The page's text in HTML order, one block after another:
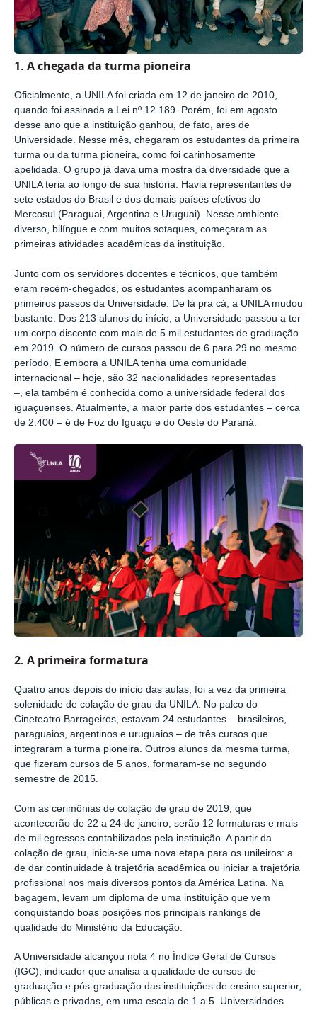
1. A chegada da turma pioneira
Oficialmente, a UNILA foi criada em 12 de janeiro de 2010,
quando foi assinada a Lei nº 12.189. Porém, foi em agosto
desse ano que a instituição ganhou, de fato, ares de
Universidade. Nesse mês, chegaram os estudantes da primeira
turma ou da turma pioneira, como foi carinhosamente
apelidada. O grupo já dava uma mostra da diversidade que a
UNILA teria ao longo de sua história. Havia representantes de
sete estados do Brasil e dos demais países efetivos do
Mercosul (Paraguai, Argentina e Uruguai). Nesse ambiente
diverso, bilíngue e com muitos sotaques, começaram as
primeiras atividades acadêmicas da instituição.
Junto com os servidores docentes e técnicos, que também
eram recém-chegados, os estudantes acompanharam os
primeiros passos da Universidade. De lá pra cá, a UNILA mudou
bastante. Dos 213 alunos do início, a Universidade passou a ter
um corpo discente com mais de 5 mil estudantes de graduação
em 2019. O número de cursos passou de 6 para 29 no mesmo
período. E embora a UNILA tenha uma comunidade
internacional – hoje, são 32 nacionalidades representadas
–, ela também é conhecida como a universidade federal dos
iguaçuenses. Atualmente, a maior parte dos estudantes – cerca
de 2.400 – é de Foz do Iguaçu e do Oeste do Paraná.
2. A primeira formatura
Quatro anos depois do início das aulas, foi a vez da primeira
solenidade de colação de grau da UNILA. No palco do
Cineteatro Barrageiros, estavam 24 estudantes – brasileiros,
paraguaios, argentinos e uruguaios – de três cursos que
integraram a turma pioneira. Outros alunos da mesma turma,
que fizeram cursos de 5 anos, formaram-se no segundo
semestre de 2015.
Com as cerimônias de colação de grau de 2019, que
acontecerão de 22 a 24 de janeiro, serão 12 formaturas e mais
de mil egressos contabilizados pela instituição. A partir da
colação de grau, inicia-se uma nova etapa para os unileiros: a
de dar continuidade à trajetória acadêmica ou iniciar a trajetória
profissional nos mais diversos pontos da América Latina. Na
bagagem, levam um diploma de uma instituição que vem
conquistando boas posições nos principais rankings de
qualidade do Ministério da Educação.
A Universidade alcançou nota 4 no Índice Geral de Cursos
(IGC), indicador que analisa a qualidade de cursos de
graduação e pós-graduação das instituições de ensino superior,
públicas e privadas, em uma escala de 1 a 5. Universidades